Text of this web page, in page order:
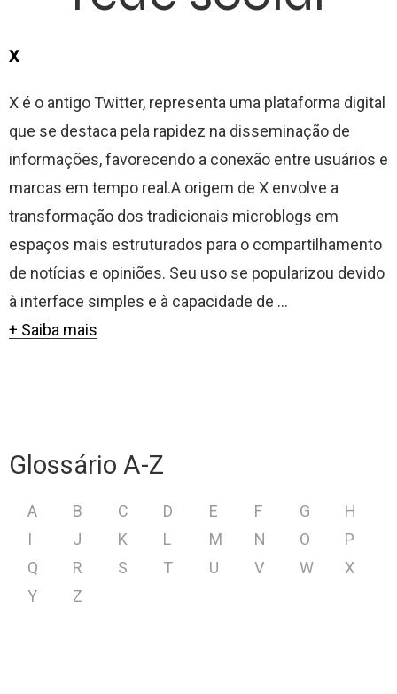
X
X é o antigo Twitter, representa uma plataforma digital
que se destaca pela rapidez na disseminação de
informações, favorecendo a conexão entre usuários e
marcas em tempo real.A origem de X envolve a
transformação dos tradicionais microblogs em
espaços mais estruturados para o compartilhamento
de notícias e opiniões. Seu uso se popularizou devido
à interface simples e à capacidade de ...
+ Saiba mais
Glossário A-Z
A B C D E F G
H
I
J K L M N O
P
Q
R S T U V W
X
Y
Z